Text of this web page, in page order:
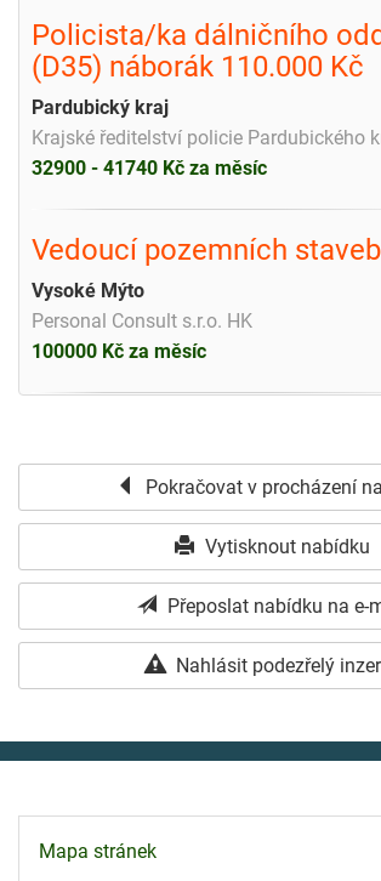
Policista/ka dálničního
(D35) náborák 110.000 Kč
Pardubický kraj
Krajské ředitelství policie Pardubického
32900 - 41740 Kč za měsíc
Vedoucí pozemních staveb
Vysoké Mýto
Personal Consult s.r.o. HK
100000 Kč za měsíc
Pokračovat v procházení
Vytisknout nabídku
Přeposlat nabídku na e-
Nahlásit podezřelý
Mapa stránek